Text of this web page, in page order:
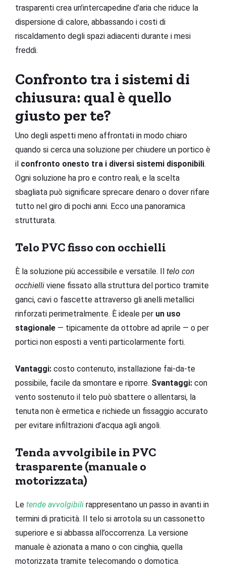
trasparenti crea un’intercapedine d’aria che riduce la
dispersione di calore, abbassando i costi di
riscaldamento degli spazi adiacenti durante i mesi
freddi.
Confronto tra i sistemi di
chiusura: qual è quello
giusto per te?
Uno degli aspetti meno affrontati in modo chiaro
quando si cerca una soluzione per chiudere un portico è
il confronto onesto tra i diversi sistemi disponibili.
Ogni soluzione ha pro e contro reali, e la scelta
sbagliata può significare sprecare denaro o dover rifare
tutto nel giro di pochi anni. Ecco una panoramica
strutturata.
Telo PVC fisso con occhielli
È la soluzione più accessibile e versatile. Il telo con
occhielli viene fissato alla struttura del portico tramite
ganci, cavi o fascette attraverso gli anelli metallici
rinforzati perimetralmente. È ideale per un uso
stagionale — tipicamente da ottobre ad aprile — o per
portici non esposti a venti particolarmente forti.
Vantaggi: costo contenuto, installazione fai-da-te
possibile, facile da smontare e riporre. Svantaggi: con
vento sostenuto il telo può sbattere o allentarsi, la
tenuta non è ermetica e richiede un fissaggio accurato
per evitare infiltrazioni d’acqua agli angoli.
Tenda avvolgibile in PVC
trasparente (manuale o
motorizzata)
Le tende avvolgibili rappresentano un passo in avanti in
termini di praticità. Il telo si arrotola su un cassonetto
superiore e si abbassa all’occorrenza. La versione
manuale è azionata a mano o con cinghia, quella
motorizzata tramite telecomando o domotica.